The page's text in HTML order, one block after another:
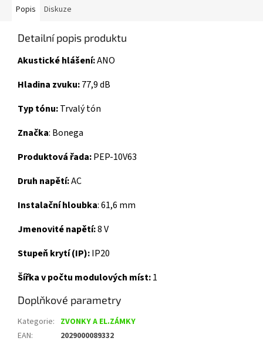
Popis Diskuze
Detailní popis produktu
Akustické hlášení:ANO
Hladina zvuku:77,9 dB
Typ tónu:Trvalý tón
Značka: Bonega
Produktová řada:PEP-10V63
Druh napětí:AC
Instalační hloubka:61,6 mm
Jmenovité napětí:8 V
Stupeň krytí (IP):IP20
Šířka v počtu modulových míst:1
Doplňkové parametry
Kategorie: ZVONKY A EL.ZÁMKY
EAN: 2029000089332